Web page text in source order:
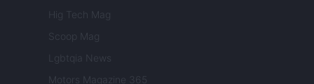
Hig Tech Mag
Scoop Mag
Lgbtqia News
Motors Magazine 365